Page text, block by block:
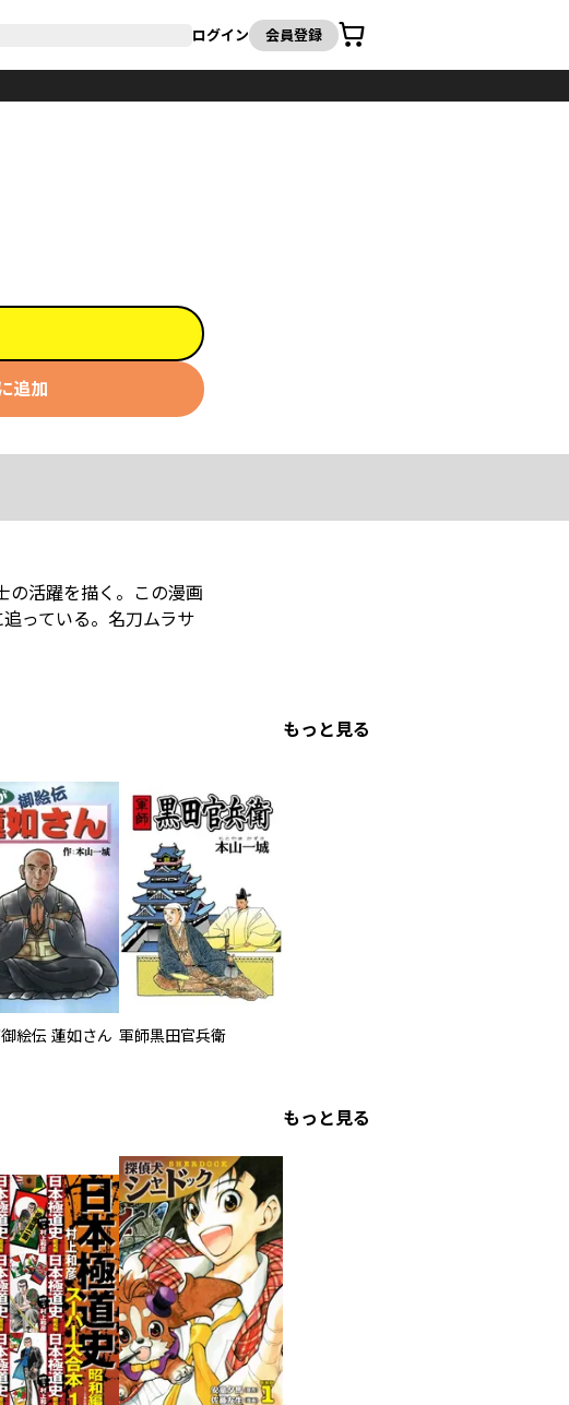
ログイン 会員登録
カート
追加
の活躍を描く。この漫画
っている。名刀ムラサ
もっと見る
絵伝 蓮如さん 軍師黒田官兵衛
もっと見る